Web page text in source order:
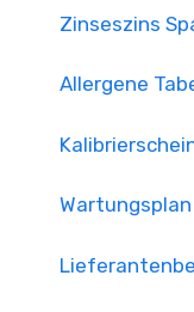
Zinseszins
Allergene